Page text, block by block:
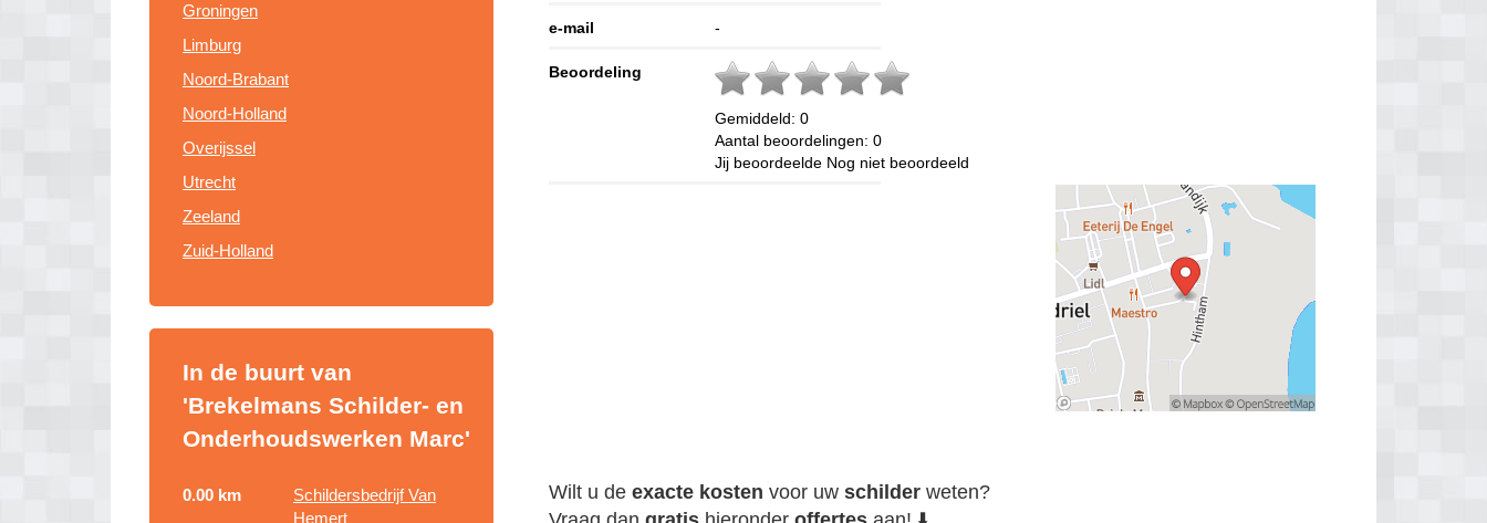
Groningen
Limburg
Noord-Brabant
Noord-Holland
Overijssel
Utrecht
Zeeland
Zuid-Holland
In de buurt van
'Brekelmans Schilder- en
Onderhoudswerken Marc'
0.00 km
Schildersbedrijf Van
Hemert
e-mail -
Beoordeling
Gemiddeld:0
Aantal beoordelingen:0
Jij beoordeelde Nog niet beoordeeld
Wilt u deexacte kosten voor uwschilder weten?